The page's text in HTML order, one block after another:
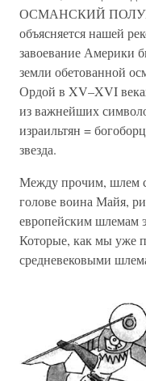
ОСМАНСКИЙ
объясняется нашей
завоевание Америки
земли обетованной
Ордой в XV–XVI
из важнейших
израильтян =
звезда.
Между прочим, шлем
голове воина Майя,
европейским шлемам
Которые, как мы уже
средневековыми